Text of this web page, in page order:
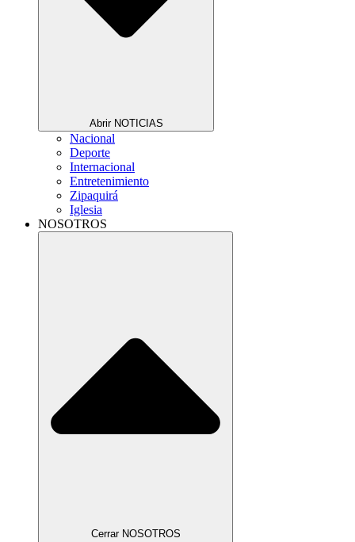
Abrir NOTICIAS
Nacional
Deporte
Internacional
Entretenimiento
Zipaquirá
Iglesia
NOSOTROS
Cerrar NOSOTROS